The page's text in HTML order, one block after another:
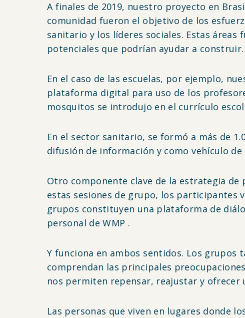
A finales de 2019, nuestro proyecto en
comunidad fueron el objetivo de los
sanitario y los líderes sociales. Estas
potenciales que podrían ayudar a construir.
En el caso de las escuelas, por ejemplo,
plataforma digital para uso de los
mosquitos se introdujo en el currículo
En el sector sanitario, se formó a más de
difusión de información y como vehículo de
Otro componente clave de la estrategia de
estas sesiones de grupo, los
grupos constituyen una plataforma de
personal de WMP .
Y funciona en ambos sentidos. Los grupos
comprendan las principales
nos permiten repensar, reajustar y ofrecer
Las personas que viven en lugares donde